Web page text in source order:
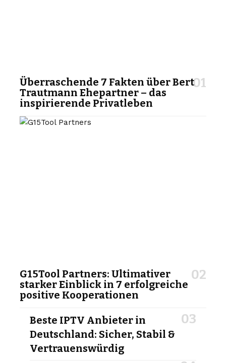
Überraschende 7 Fakten über Bert
Trautmann Ehepartner – das
inspirierende Privatleben
G15Tool Partners: Ultimativer
starker Einblick in 7 erfolgreiche
positive Kooperationen
Beste IPTV Anbieter in
Deutschland: Sicher, Stabil &
Vertrauenswürdig